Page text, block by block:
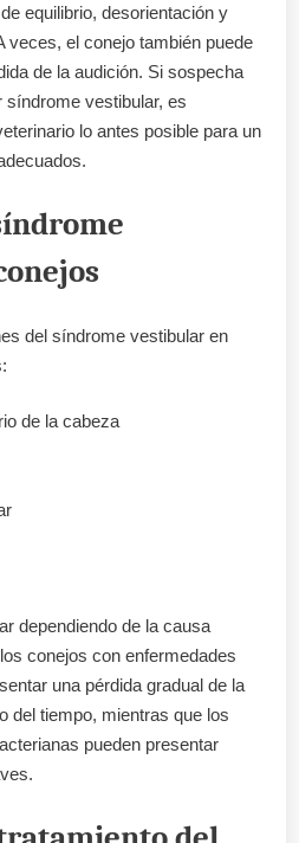
equilibrio, desorientación y
veces, el conejo también puede
de la audición. Si sospecha
síndrome vestibular, es
lo antes posible para un
del síndrome vestibular en
de la cabeza
dependiendo de la causa
conejos con enfermedades
una pérdida gradual de la
del tiempo, mientras que los
pueden presentar